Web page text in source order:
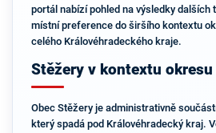
portál nabízí pohled na výsledky dalších
místní preference do širšího kontextu
celého Královéhradeckého kraje.
Stěžery v kontextu okresu
Obec Stěžery je administrativně
který spadá pod Královéhradecký kraj.